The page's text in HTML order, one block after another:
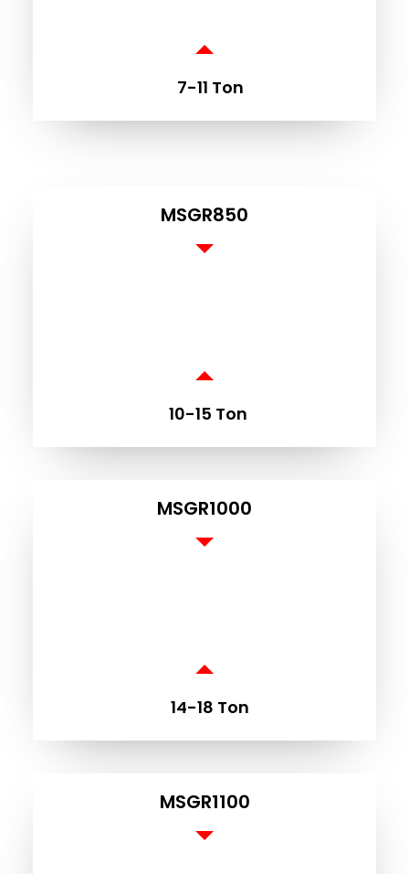
DAS UNTERNEHMEN
7-11 Ton
MSGR850
10-15 Ton
MSGR1000
14-18 Ton
MSGR1100